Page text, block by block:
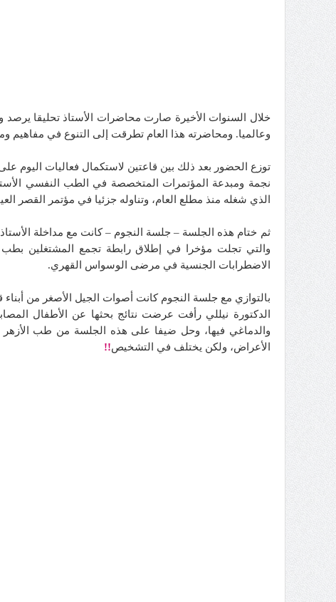
خلال السنوات الأخيرة صارت محاضرات الأستاذ تحليقا
وعالميا. ومحاضرته هذا العام تطرقت إلى التنوع في مفاهيم
توزع الحضور بعد ذلك بين قاعتين لاستكمال فعاليات اليوم
نجمة ومبدعة المؤتمرات المتخصصة في الطب النفسي
الذي شغله منذ مطلع العام، وتناوله جزئيا في مؤتمر القصر
ثم ختام هذه الجلسة – جلسة النجوم – كانت مع مداخلة
والتي تجلت مؤخرا في إطلاق رابطة تجمع المشتغلين بطب
الاضطرابات الجنسية في مرضى الوسواس القهري.
بالتوازي مع جلسة النجوم كانت أصوات الجيل الأصغر من
الدكتورة نيللي رأفت عرضت نتائج بحثها عن الأطفال
والدماغي فيها، وحل ضيفا على هذه الجلسة من طب
الأعراض، ولكن يختلف في التشخيص!!